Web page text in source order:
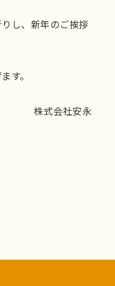
し、新年のご挨拶
す。
株式会社安永